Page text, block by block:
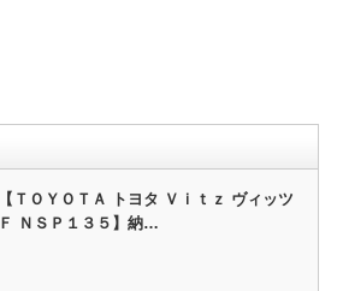
【ＴＯＹＯＴＡ トヨタ Ｖｉｔｚ ヴィッツ
Ｆ ＮＳＰ１３５】納…